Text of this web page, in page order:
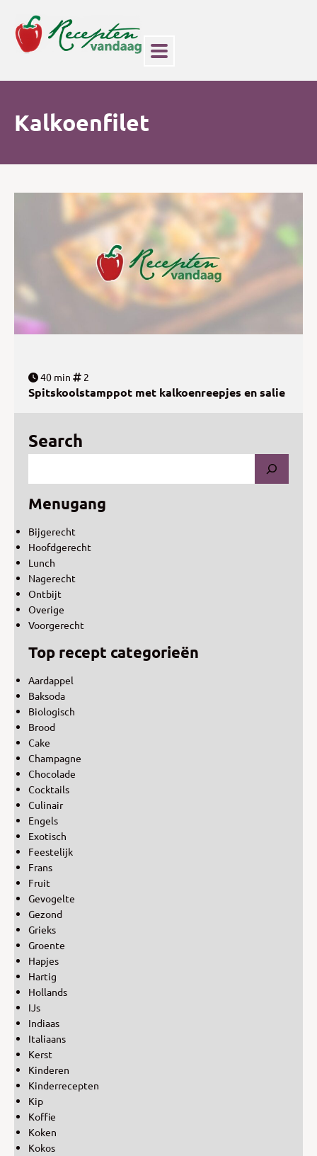
Kalkoenfilet
40 min 2
Spitskoolstamppot met kalkoenreepjes en salie
Search
Menugang
Bijgerecht
Hoofdgerecht
Lunch
Nagerecht
Ontbijt
Overige
Voorgerecht
Top recept categorieën
Aardappel
Baksoda
Biologisch
Brood
Cake
Champagne
Chocolade
Cocktails
Culinair
Engels
Exotisch
Feestelijk
Frans
Fruit
Gevogelte
Gezond
Grieks
Groente
Hapjes
Hartig
Hollands
IJs
Indiaas
Italiaans
Kerst
Kinderen
Kinderrecepten
Kip
Koffie
Koken
Kokos